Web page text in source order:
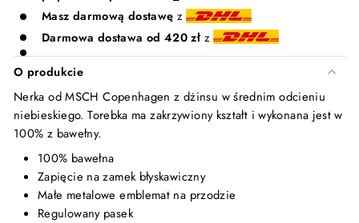
Masz darmową dostawę z
Darmowa dostawa od 420 złz
O produkcie
Nerka od MSCH Copenhagen z dżinsu w średnim odcieniu
niebieskiego. Torebka ma zakrzywiony kształt i wykonana jest w
100% z bawełny.
100% bawełna
Zapięcie na zamek błyskawiczny
Małe metalowe emblemat na przodzie
Regulowany pasek
Sandstone
Santilea London - Real Rebel
TanCan
Valentin Beautyline
Vita Liberata